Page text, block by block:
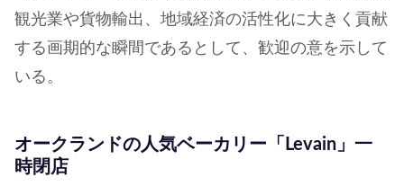
観光業や貨物輸出、地域経済の活性化に大きく貢献
する画期的な瞬間であるとして、歓迎の意を示して
いる。
オークランドの人気ベーカリー「Levain」一
時閉店